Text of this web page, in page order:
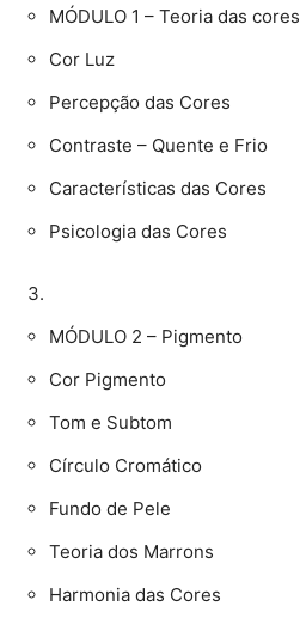
MÓDULO 1 – Teoria das cores
Cor Luz
Percepção das Cores
Contraste – Quente e Frio
Características das Cores
Psicologia das Cores
MÓDULO 2 – Pigmento
Cor Pigmento
Tom e Subtom
Círculo Cromático
Fundo de Pele
Teoria dos Marrons
Harmonia das Cores